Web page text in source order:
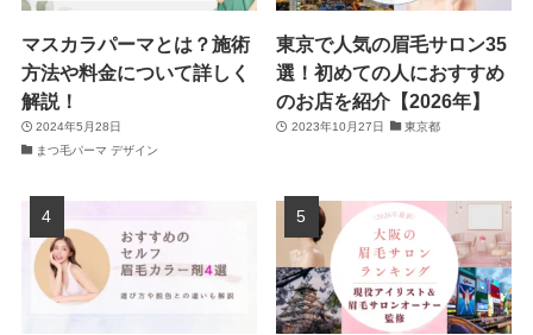
マスカラパーマとは？施術
方法や料金について詳しく
解説！
2024年5月28日
まつ毛パーマ デザイン
東京で人気の眉毛サロン35
選！初めての人におすすめ
のお店を紹介【2026年】
2023年10月27日 東京都